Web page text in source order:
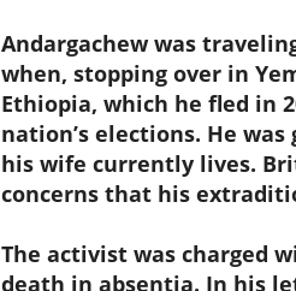
Andargachew was
when, stopping over in
Ethiopia, which he fled in
nation’s elections. He
his wife currently lives.
concerns that his
The activist was charged
death in absentia. In his